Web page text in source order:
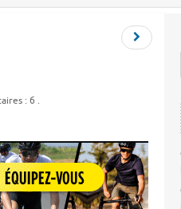
: 6 .